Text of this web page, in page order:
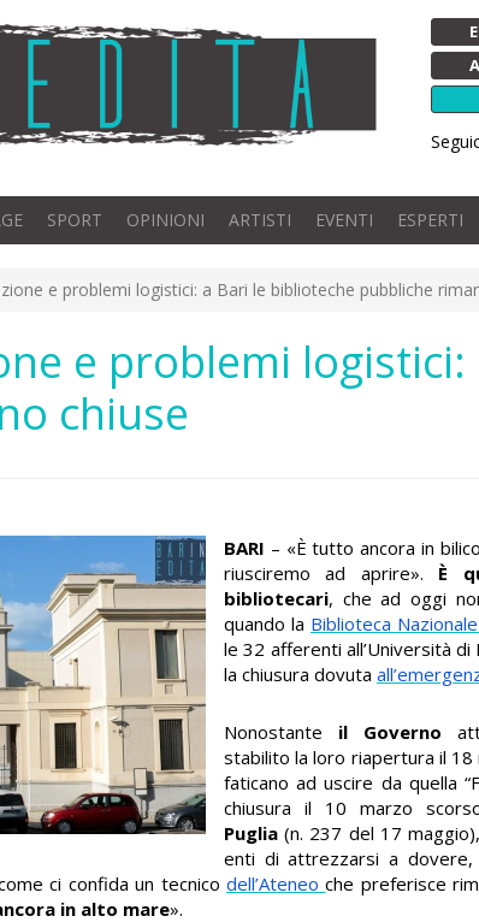
SPORT OPINIONI ARTISTI EVENTI ESPERTI
e problemi logistici: a Bari le biblioteche pubbliche
e problemi
chiuse
BARI – «È tutto ancora in
riusciremo ad aprire». È
bibliotecari, che ad oggi
quando la Biblioteca
le 32 afferenti all’Università
la chiusura dovuta
Nonostante il Governo
stabilito la loro riapertura il
faticano ad uscire da quella
chiusura il 10 marzo
Puglia(n. 237 del 17
enti di attrezzarsi a dovere,
ci confida un tecnico dell’Ateneoche preferisce
in alto mare».